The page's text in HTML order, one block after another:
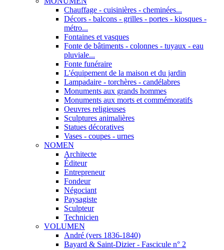
Chauffage - cuisinières - cheminées...
Décors - balcons - grilles - portes - kiosques -
métro...
Fontaines et vasques
Fonte de bâtiments - colonnes - tuyaux - eau
pluviale...
Fonte funéraire
L'équipement de la maison et du jardin
Lampadaire - torchères - candélabres
Monuments aux grands hommes
Monuments aux morts et commémoratifs
Oeuvres religieuses
Sculptures animalières
Statues décoratives
Vases - coupes - urnes
NOMEN
Architecte
Éditeur
Entrepreneur
Fondeur
Négociant
Paysagiste
Sculpteur
Technicien
VOLUMEN
André (vers 1836-1840)
Bayard & Saint-Dizier - Fascicule n° 2